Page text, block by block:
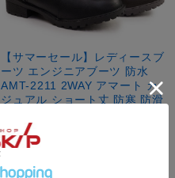
【サマーセール】レディースブ
ーツ エンジニアブーツ 防水
AMT-2211 2WAY アマート カ
ジュアル ショート丈 防寒 防滑
【会員SALE！8月11日23時59分ま